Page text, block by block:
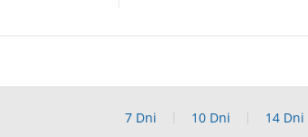
7 Dni 10 Dni 14 Dni